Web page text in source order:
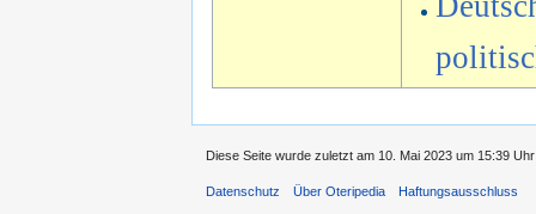
Diese Seite wurde zuletzt am 10. Mai 2023 um 15:39
Datenschutz Über Oteripedia Haftungsausschluss